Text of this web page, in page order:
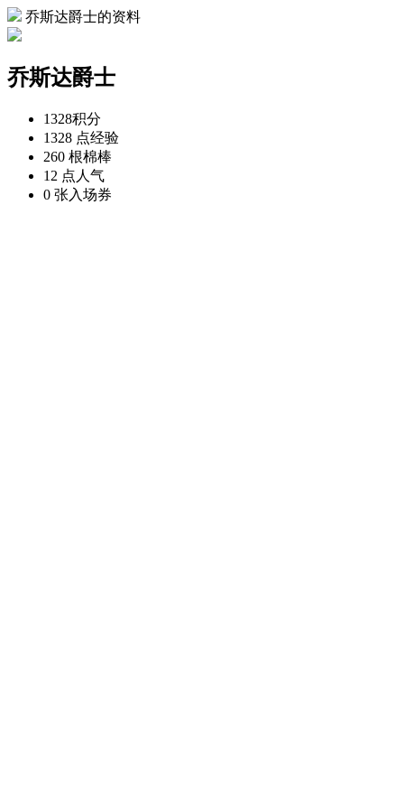
乔斯达爵士的资料
乔斯达爵士
1328积分
1328 点经验
260 根棉棒
12 点 人气
0 张 入场券